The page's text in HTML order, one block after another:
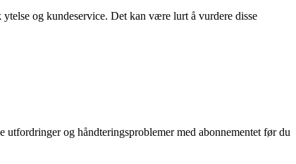
og kundeservice. Det kan være lurt å vurdere disse
og håndteringsproblemer med abonnementet før du